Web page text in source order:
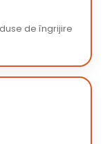
de îngrijire